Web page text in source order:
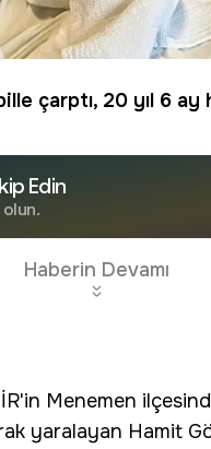
çarptı, 20 yıl 6 ay
Edin
Haberin Devamı
Menemen
yaralayan Hamit